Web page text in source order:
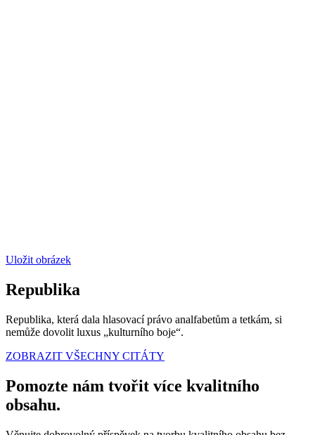
Uložit obrázek
Republika
Republika, která dala hlasovací právo analfabetům a tetkám, si
nemůže dovolit luxus „kulturního boje“.
ZOBRAZIT VŠECHNY CITÁTY
Pomozte nám tvořit více kvalitního
obsahu.